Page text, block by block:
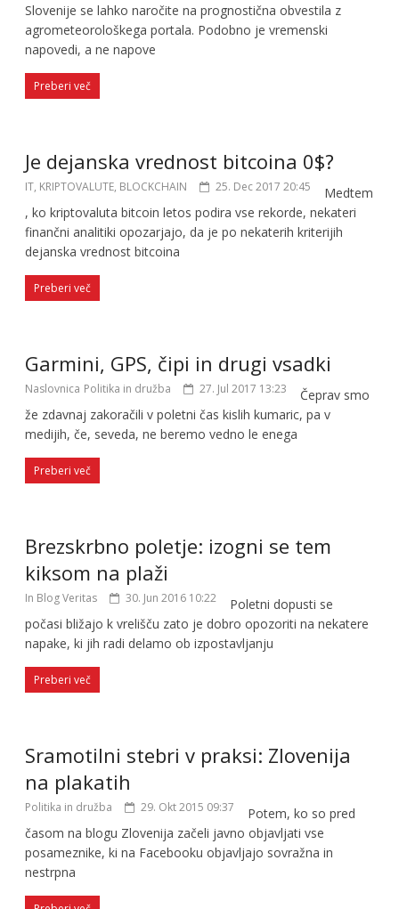
Slovenije se lahko naročite na prognostična obvestila z
agrometeorološkega portala. Podobno je vremenski
napovedi, a ne napove
Preberi več
Je dejanska vrednost bitcoina 0$?
IT, KRIPTOVALUTE, BLOCKCHAIN 25. Dec 2017 20:45
Medtem
, ko kriptovaluta bitcoin letos podira vse rekorde, nekateri
finančni analitiki opozarjajo, da je po nekaterih kriterijih
dejanska vrednost bitcoina
Preberi več
Garmini, GPS, čipi in drugi vsadki
Naslovnica Politika in družba 27. Jul 2017 13:23
Čeprav smo
že zdavnaj zakoračili v poletni čas kislih kumaric, pa v
medijih, če, seveda, ne beremo vedno le enega
Preberi več
Brezskrbno poletje: izogni se tem
kiksom na plaži
In Blog Veritas 30. Jun 2016 10:22
Poletni dopusti se
počasi bližajo k vrelišču zato je dobro opozoriti na nekatere
napake, ki jih radi delamo ob izpostavljanju
Preberi več
Sramotilni stebri v praksi: Zlovenija
na plakatih
Politika in družba 29. Okt 2015 09:37
Potem, ko so pred
časom na blogu Zlovenija začeli javno objavljati vse
posameznike, ki na Facebooku objavljajo sovražna in
nestrpna